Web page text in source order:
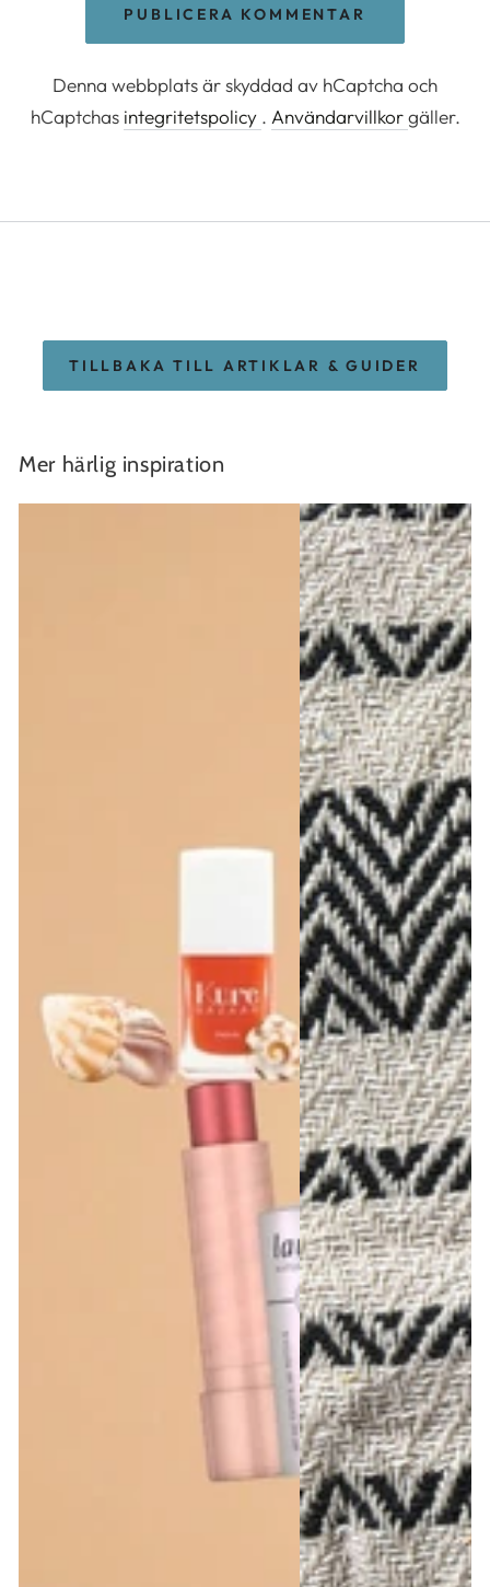
PUBLICERA KOMMENTAR
Denna webbplats är skyddad av hCaptcha och
hCaptchas integritetspolicy . Användarvillkorgäller.
TILLBAKA TILL ARTIKLAR & GUIDER
Mer härlig inspiration